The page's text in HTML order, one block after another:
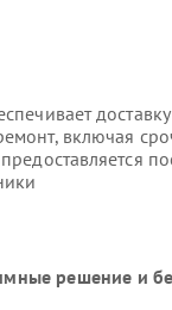
включая
решение и